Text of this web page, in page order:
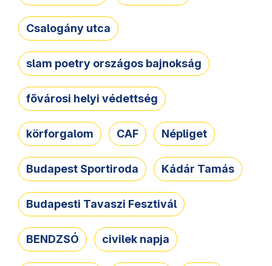
Csalogány utca
slam poetry országos bajnokság
fővárosi helyi védettség
körforgalom CAF Népliget
Budapest Sportiroda Kádár Tamás
Budapesti Tavaszi Fesztivál
BENDZSÓ civilek napja